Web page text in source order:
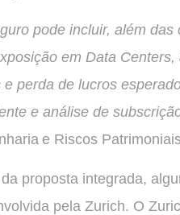
pode incluir, além
em Data
e perda de lucros
e análise de
e Riscos
proposta integrada,
pela Zurich. O